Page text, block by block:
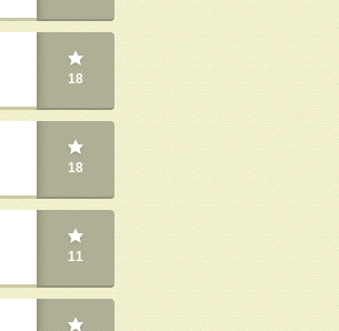
18
18
11